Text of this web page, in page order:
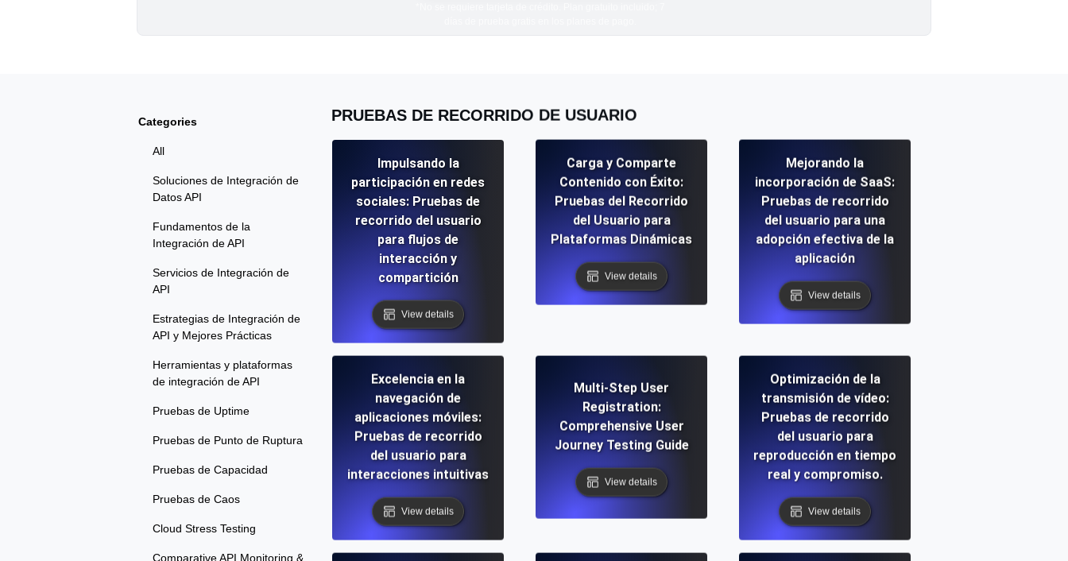
Categories
All
Soluciones de Integración de
Datos API
Fundamentos de la
Integración de API
Servicios de Integración de
API
Estrategias de Integración de
API y Mejores Prácticas
Herramientas y plataformas
de integración de API
Pruebas de Uptime
Pruebas de Punto de Ruptura
Pruebas de Capacidad
Pruebas de Caos
Cloud Stress Testing
Comparative API Monitoring &
PRUEBAS DE RECORRIDO DE USUARIO
Impulsando la
participación en redes
sociales: Pruebas de
recorrido del usuario
para flujos de
interacción y
compartición
View details
Carga y Comparte
Contenido con Éxito:
Pruebas del Recorrido
del Usuario para
Plataformas Dinámicas
View details
Mejorando la
incorporación de SaaS:
Pruebas de recorrido
del usuario para una
adopción efectiva de la
aplicación
View details
Excelencia en la
navegación de
aplicaciones móviles:
Pruebas de recorrido
del usuario para
interacciones intuitivas
View details
Multi-Step User
Registration:
Comprehensive User
Journey Testing Guide
View details
Optimización de la
transmisión de vídeo:
Pruebas de recorrido
del usuario para
reproducción en tiempo
real y compromiso.
View details